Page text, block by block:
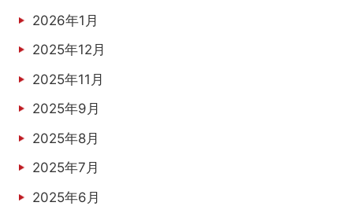
2026年1月
2025年12月
2025年11月
2025年9月
2025年8月
2025年7月
2025年6月